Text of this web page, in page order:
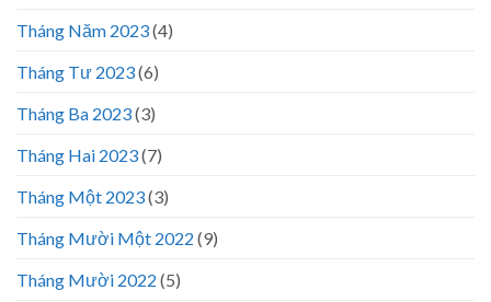
Tháng Năm 2023(4)
Tháng Tư 2023(6)
Tháng Ba 2023(3)
Tháng Hai 2023(7)
Tháng Một 2023(3)
Tháng Mười Một 2022 (9)
Tháng Mười 2022 (5)